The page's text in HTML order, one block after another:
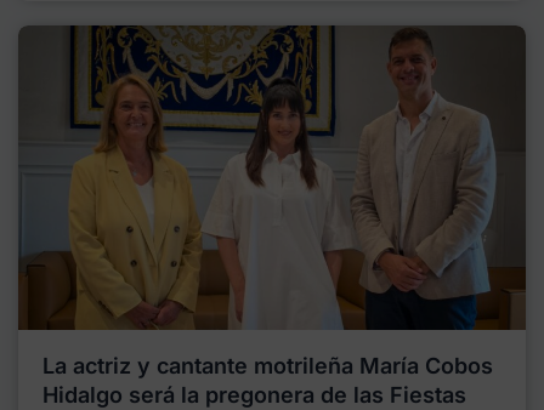
La actriz y cantante motrileña María Cobos
Hidalgo será la pregonera de las Fiestas